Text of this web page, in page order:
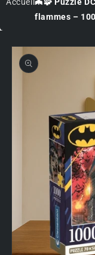
Accueil🦇🧩 Puzzle
flammes –
Passer
aux
informations